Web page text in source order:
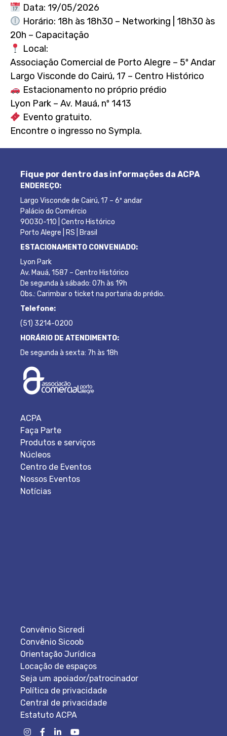
Data: 19/05/2026
Horário: 18h às 18h30 – Networking | 18h30 às
20h – Capacitação
Local:
Associação Comercial de Porto Alegre – 5º Andar
Largo Visconde do Cairú, 17 – Centro Histórico
Estacionamento no próprio prédio
Lyon Park – Av. Mauá, nº 1413
Evento gratuito.
Encontre o ingresso no Sympla.
Fique por dentro das informações da ACPA
ENDEREÇO:
Largo Visconde de Cairú, 17 – 6º andar
Palácio do Comércio
90030-110 | Centro Histórico
Porto Alegre | RS | Brasil
ESTACIONAMENTO CONVENIADO:
Lyon Park
Av. Mauá, 1587 – Centro Histórico
De segunda à sábado: 07h às 19h
Obs.: Carimbar o ticket na portaria do prédio.
Telefone:
(51) 3214-0200
HORÁRIO DE ATENDIMENTO:
De segunda à sexta: 7h às 18h
ACPA
Faça Parte
Produtos e serviços
Núcleos
Centro de Eventos
Nossos Eventos
Notícias
Convênio Sicredi
Convênio Sicoob
Orientação Jurídica
Locação de espaços
Seja um apoiador/patrocinador
Política de privacidade
Central de privacidade
Estatuto ACPA